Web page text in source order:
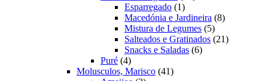
Esparregado 11
produto
Macedónia e Jardineira 88
Mistura de Legumes 55
produtos
Salteados e Gratinados 2121
Snacks e Saladas 66
Puré 44
produtos
Molusculos, Marisco 4141